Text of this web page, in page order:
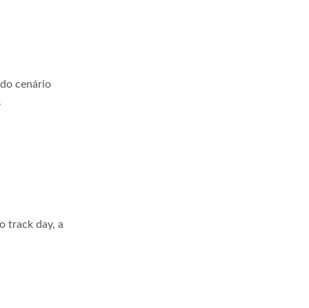
cenário
track day, a